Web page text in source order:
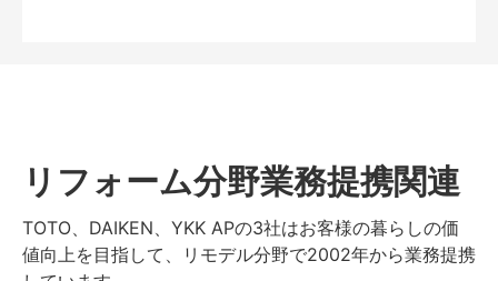
リフォーム分野業務提携関連
TOTO、DAIKEN、YKK APの3社はお客様の暮らしの価
値向上を目指して、リモデル分野で2002年から業務提携